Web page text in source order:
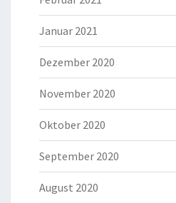
Januar 2021
Dezember 2020
November 2020
Oktober 2020
September 2020
August 2020